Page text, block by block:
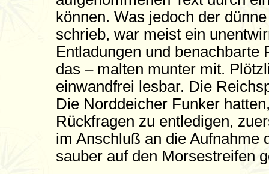
können. Was jedoch der
schrieb, war meist ein
Entladungen und benachbarte
das – malten munter mit.
einwandfrei lesbar. Die
Die Norddeicher Funker
Rückfragen zu entledigen,
im Anschluß an die Aufnahme
sauber auf den Morsestreifen